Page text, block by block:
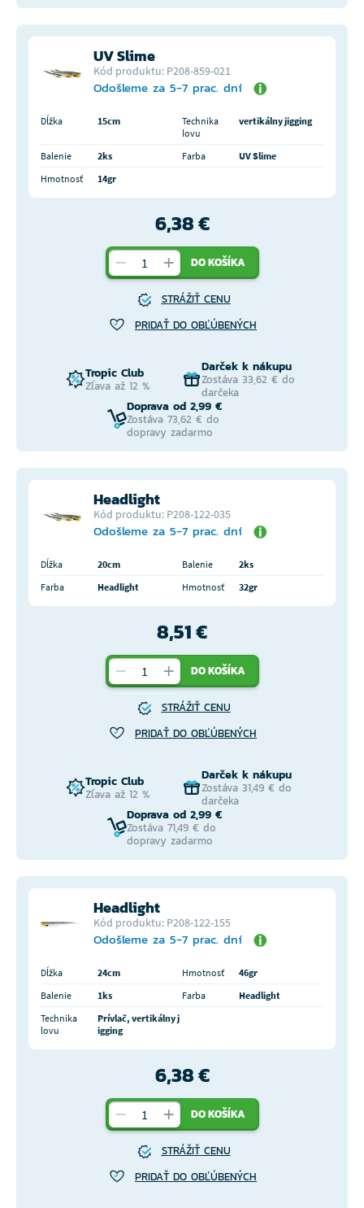
UV Slime
Kód produktu: P208-859-021
Odošleme za 5-7 prac. dní
Dĺžka 15cm
Technika
lovu
vertikálny jigging
Balenie 2ks Farba
UV Slime
Hmotnosť
14gr
6,38 €
DO KOŠÍKA
STRÁŽIŤ CENU
PRIDAŤ DO OBĽÚBENÝCH
Tropic Club
Zľava až 12 %
Darček k nákupu
Zostáva 33,62 € do
darčeka
Doprava od 2,99 €
Zostáva 73,62 € do
dopravy zadarmo
Headlight
Kód produktu: P208-122-035
Odošleme za 5-7 prac. dní
Dĺžka 20cm Balenie
2ks
Farba
Headlight Hmotnosť 32gr
8,51 €
DO KOŠÍKA
STRÁŽIŤ CENU
PRIDAŤ DO OBĽÚBENÝCH
Tropic Club
Zľava až 12 %
Darček k nákupu
Zostáva 31,49 € do
darčeka
Doprava od 2,99 €
Zostáva 71,49 € do
dopravy zadarmo
Headlight
Kód produktu: P208-122-155
Odošleme za 5-7 prac. dní
Dĺžka 24cm Hmotnosť
46gr
Balenie
1ks Farba
Headlight
Technika
lovu
Prívlač, vertikálny j
igging
6,38 €
DO KOŠÍKA
STRÁŽIŤ CENU
PRIDAŤ DO OBĽÚBENÝCH